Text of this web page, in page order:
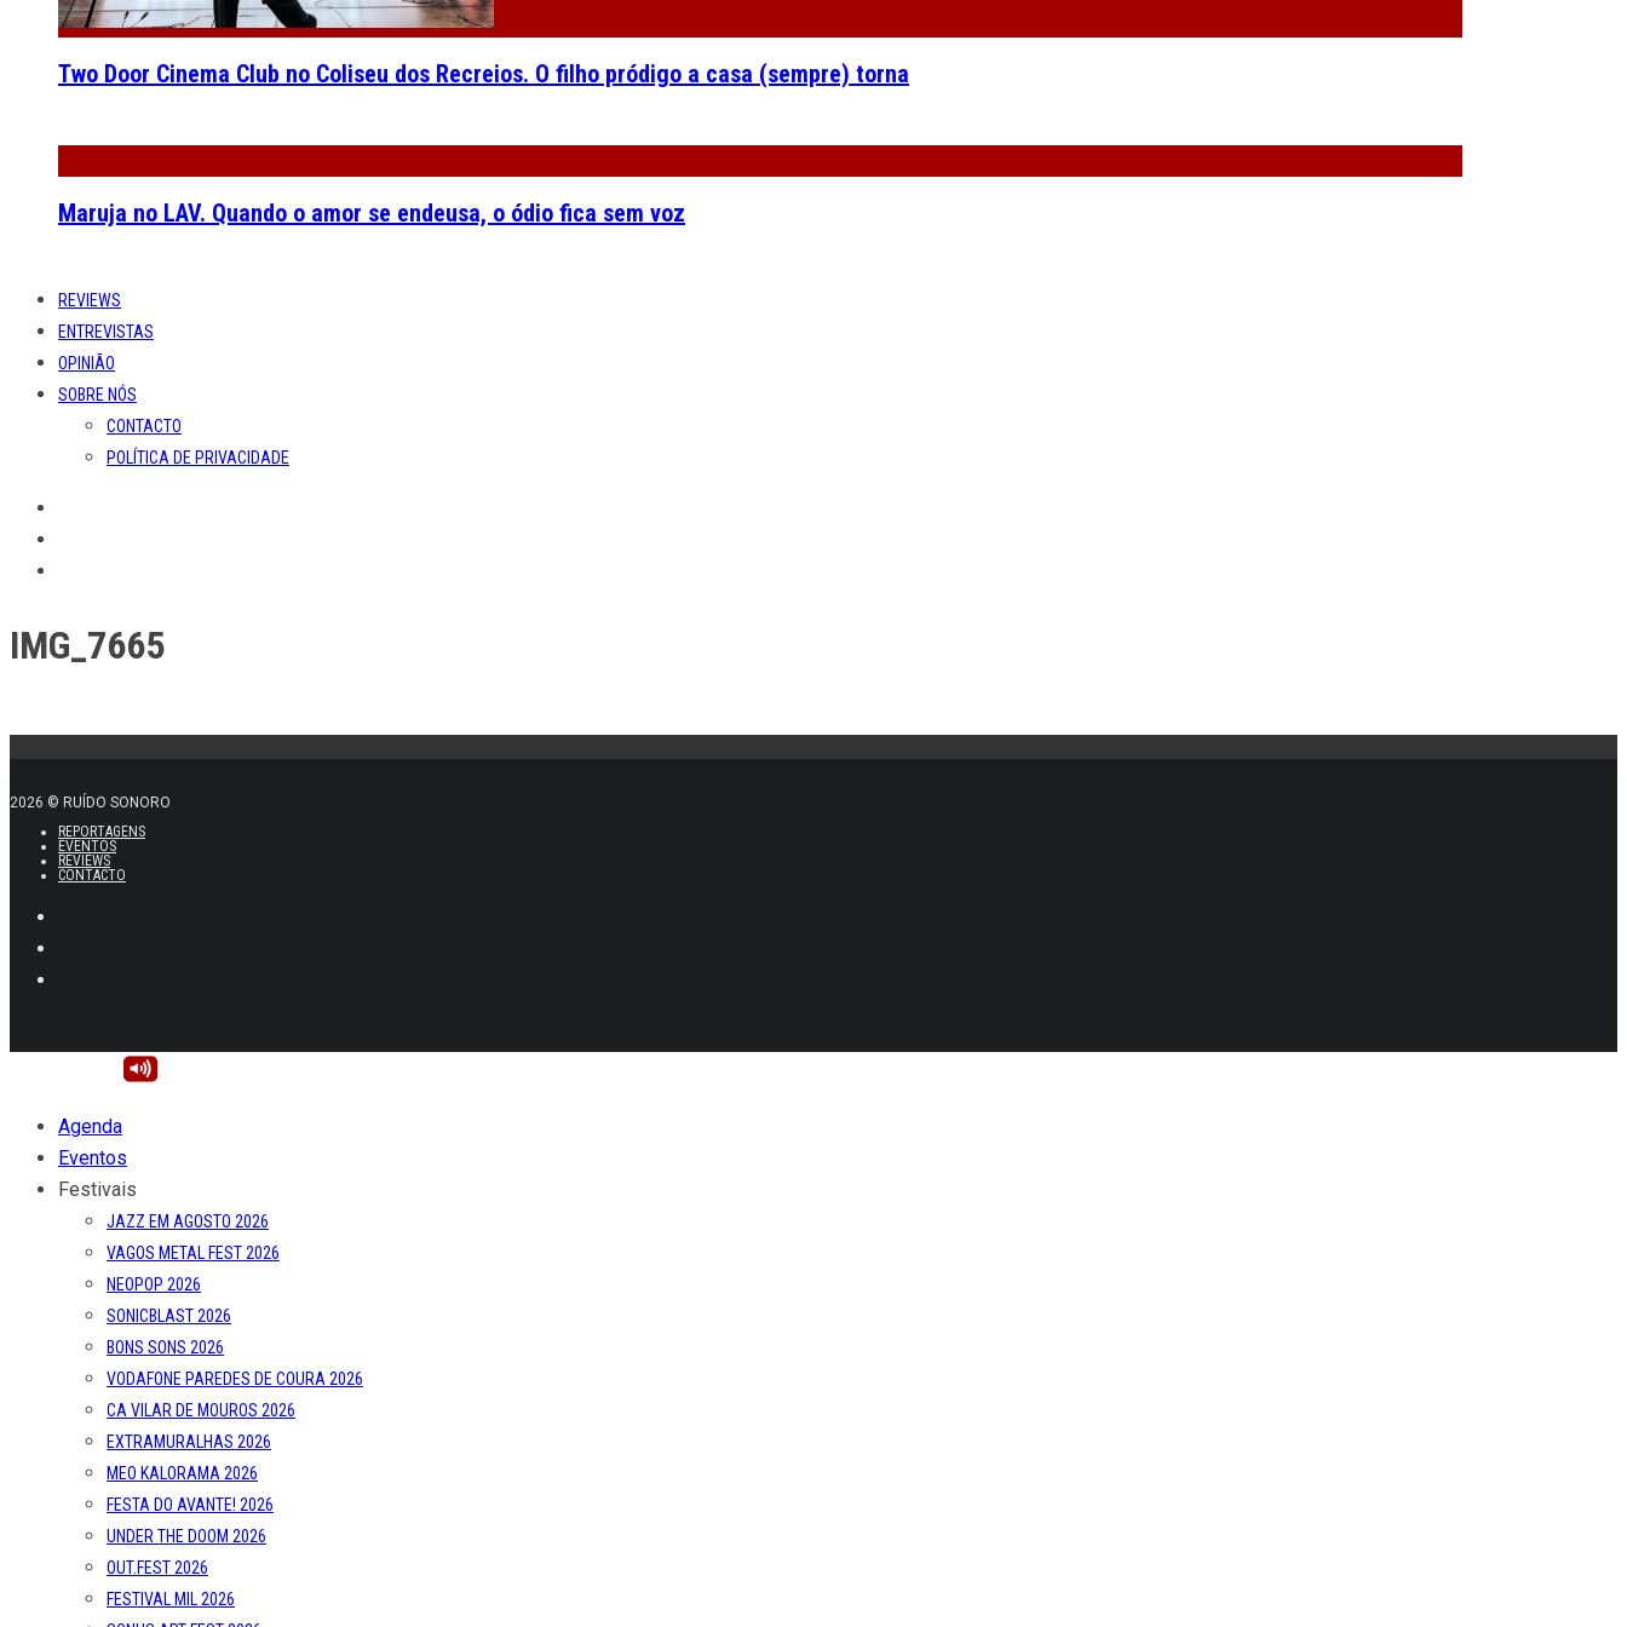
Two Door Cinema Club no Coliseu dos Recreios. O filho pródigo a casa (sempre) torna
Maruja no LAV. Quando o amor se endeusa, o ódio fica sem voz
REVIEWS
ENTREVISTAS
OPINIÃO
SOBRE NÓS
CONTACTO
POLÍTICA DE PRIVACIDADE
IMG_7665
2026 © RUÍDO SONORO
REPORTAGENS
EVENTOS
REVIEWS
CONTACTO
Agenda
Eventos
Festivais
JAZZ EM AGOSTO 2026
VAGOS METAL FEST 2026
NEOPOP 2026
SONICBLAST 2026
BONS SONS 2026
VODAFONE PAREDES DE COURA 2026
CA VILAR DE MOUROS 2026
EXTRAMURALHAS 2026
MEO KALORAMA 2026
FESTA DO AVANTE! 2026
UNDER THE DOOM 2026
OUT.FEST 2026
FESTIVAL MIL 2026